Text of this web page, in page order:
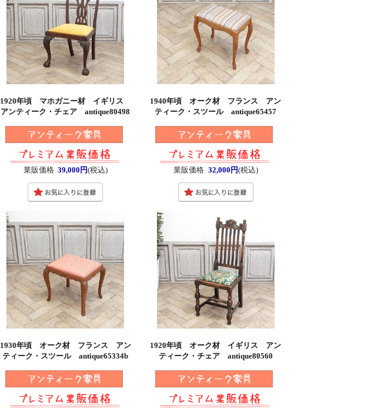
1920年頃 マホガニー材 イギリス
アンティーク・チェア antique80498
業販価格 39,000円(税込)
1940年頃 オーク材 フランス アン
ティーク・スツール antique65457
業販価格 32,000円(税込)
1930年頃 オーク材 フランス アン
ティーク・スツール antique65334b
1920年頃 オーク材 イギリス アン
ティーク・チェア antique80560